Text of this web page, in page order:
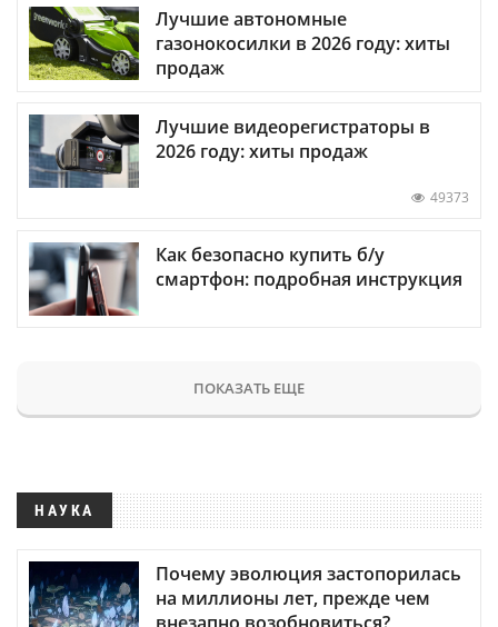
Лучшие автономные
газонокосилки в 2026 году: хиты
продаж
Лучшие видеорегистраторы в
2026 году: хиты продаж
49373
Как безопасно купить б/у
смартфон: подробная инструкция
ПОКАЗАТЬ ЕЩЕ
НАУКА
Почему эволюция застопорилась
на миллионы лет, прежде чем